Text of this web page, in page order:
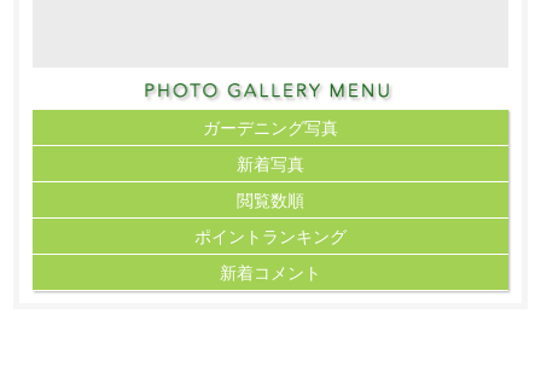
ガーデニング写真
新着写真
閲覧数順
ポイント ランキング
新着コメント